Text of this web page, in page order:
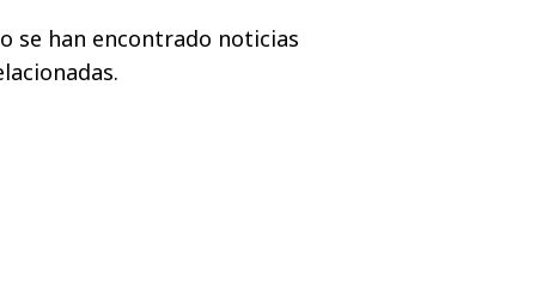
se han encontrado noticias